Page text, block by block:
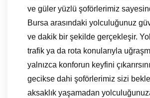
ve güler yüzlü şoförlerimiz
Bursa arasındaki yolculuğunuz
ve dakik bir şekilde gerçekleşir.
trafik ya da rota konularıyla
yalnızca konforun keyfini
gecikse dahi şoförlerimiz sizi
aksaklık yaşamadan